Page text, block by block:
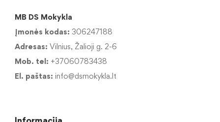
MB DS Mokykla
Įmonės kodas: 306247188
Adresas: Vilnius, Žalioji g. 2-6
Mob. tel: +37060783438
El. paštas: info@dsmokykla.lt